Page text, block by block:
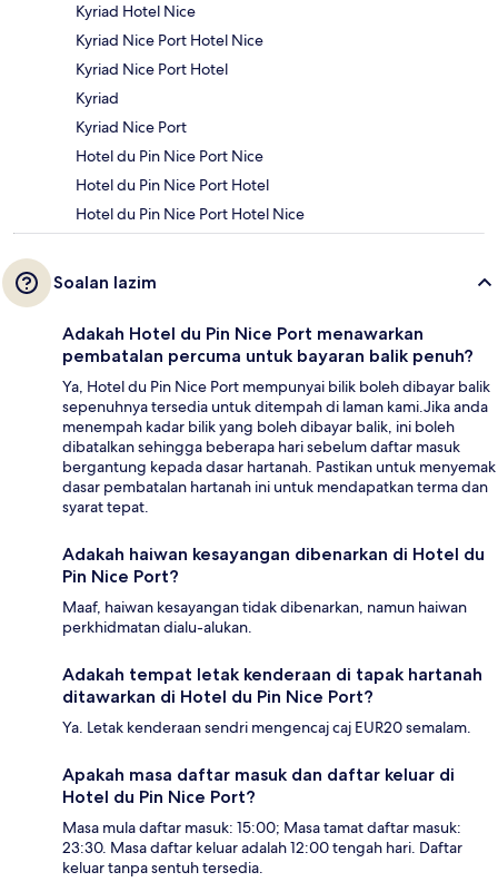
Kyriad Hotel Nice
Kyriad Nice Port Hotel Nice
Kyriad Nice Port Hotel
Kyriad
Kyriad Nice Port
Hotel du Pin Nice Port Nice
Hotel du Pin Nice Port Hotel
Hotel du Pin Nice Port Hotel Nice
Soalan lazim
Adakah Hotel du Pin Nice Port menawarkan
pembatalan percuma untuk bayaran balik penuh?
Ya, Hotel du Pin Nice Port mempunyai bilik boleh dibayar balik
sepenuhnya tersedia untuk ditempah di laman kami.Jika anda
menempah kadar bilik yang boleh dibayar balik, ini boleh
dibatalkan sehingga beberapa hari sebelum daftar masuk
bergantung kepada dasar hartanah. Pastikan untuk menyemak
dasar pembatalan hartanah ini untuk mendapatkan terma dan
syarat tepat.
Adakah haiwan kesayangan dibenarkan di Hotel du
Pin Nice Port?
Maaf, haiwan kesayangan tidak dibenarkan, namun haiwan
perkhidmatan dialu-alukan.
Adakah tempat letak kenderaan di tapak hartanah
ditawarkan di Hotel du Pin Nice Port?
Ya. Letak kenderaan sendri mengencaj caj EUR20 semalam.
Apakah masa daftar masuk dan daftar keluar di
Hotel du Pin Nice Port?
Masa mula daftar masuk: 15:00; Masa tamat daftar masuk:
23:30. Masa daftar keluar adalah 12:00 tengah hari. Daftar
keluar tanpa sentuh tersedia.